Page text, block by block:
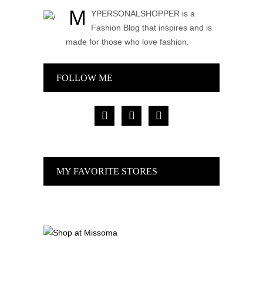
M
YPERSONALSHOPPER is a
Fashion Blog that inspires and is
made for those who love fashion.
FOLLOW ME
facebook pinterest instagram
MY FAVORITE STORES